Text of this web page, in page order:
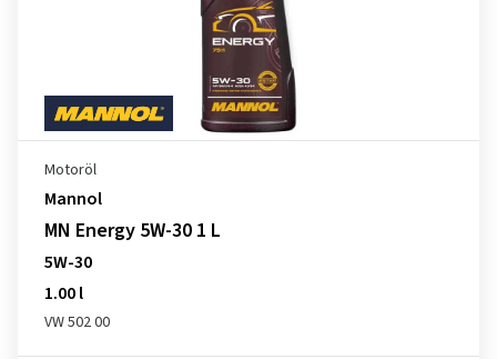
Motoröl
Mannol
MN Energy 5W-30 1 L
5W-30
1.00 l
VW 502 00